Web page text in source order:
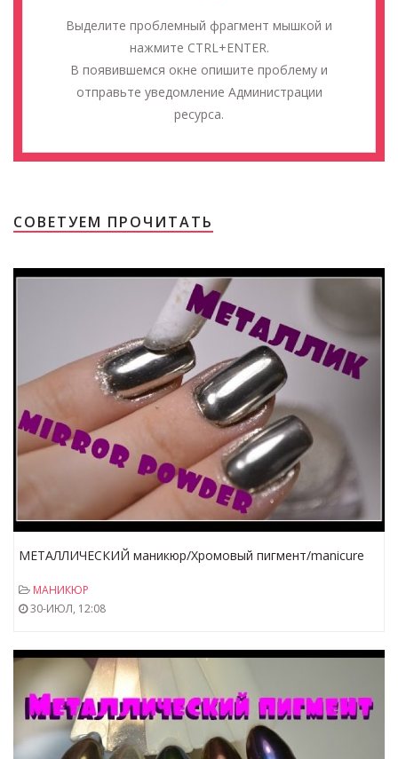
Выделите проблемный фрагмент мышкой и
нажмите CTRL+ENTER.
В появившемся окне опишите проблему и
отправьте уведомление Администрации
ресурса.
СОВЕТУЕМ ПРОЧИТАТЬ
МЕТАЛЛИЧЕСКИЙ маникюр/Хромовый пигмент/manicure
МАНИКЮР
30-ИЮЛ, 12:08